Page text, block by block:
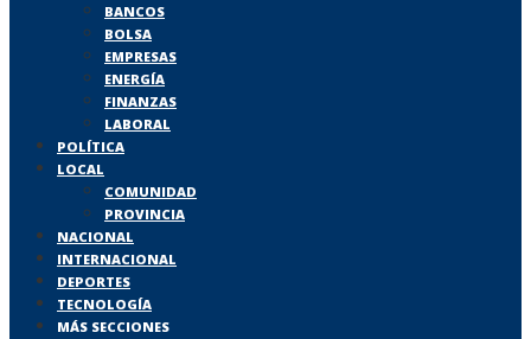
BANCOS
BOLSA
EMPRESAS
ENERGÍA
FINANZAS
LABORAL
POLÍTICA
LOCAL
COMUNIDAD
PROVINCIA
NACIONAL
INTERNACIONAL
DEPORTES
TECNOLOGÍA
MÁS SECCIONES